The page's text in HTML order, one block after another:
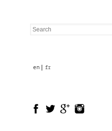
Search
en fr